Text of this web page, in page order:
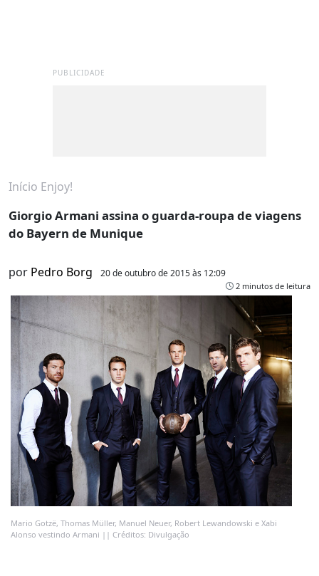
PUBLICIDADE
Início Enjoy!
Giorgio Armani assina o guarda-roupa de viagens
do Bayern de Munique
por Pedro Borg 20 de outubro de 2015 às 12:09
2 minutos de leitura
Mario Gotzë, Thomas Müller, Manuel Neuer, Robert Lewandowski e Xabi
Alonso vestindo Armani || Créditos: Divulgação